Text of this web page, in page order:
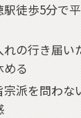
駅徒歩5分で
れの行き届い
める
宗派を問わな